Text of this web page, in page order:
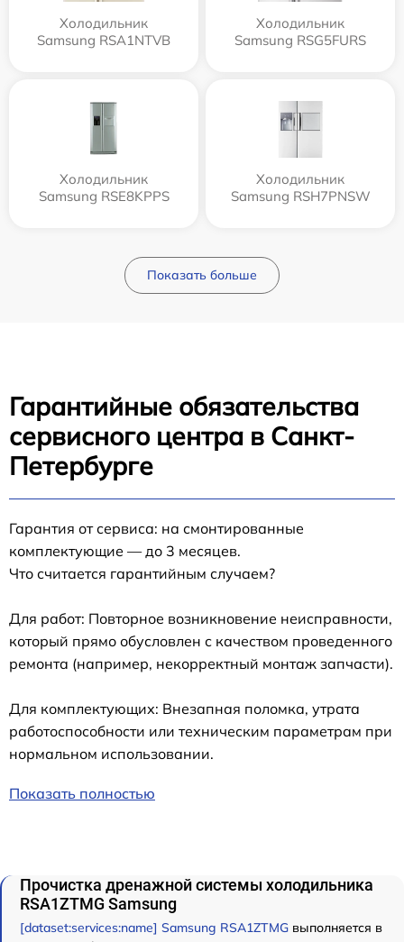
Холодильник
Samsung RSA1NTVB
Холодильник
Samsung RSG5FURS
Холодильник
Samsung RSE8KPPS
Холодильник
Samsung RSH7PNSW
Показать больше
Гарантийные обязательства
сервисного центра в Санкт-
Петербурге
Гарантия от сервиса: на смонтированные
комплектующие — до 3 месяцев.
Что считается гарантийным случаем?
Для работ: Повторное возникновение неисправности,
который прямо обусловлен с качеством проведенного
ремонта (например, некорректный монтаж запчасти).
Для комплектующих: Внезапная поломка, утрата
работоспособности или техническим параметрам при
нормальном использовании.
Показать полностью
Прочистка дренажной системы холодильника
RSA1ZTMG Samsung
[dataset:services:name] Samsung RSA1ZTMG выполняется в